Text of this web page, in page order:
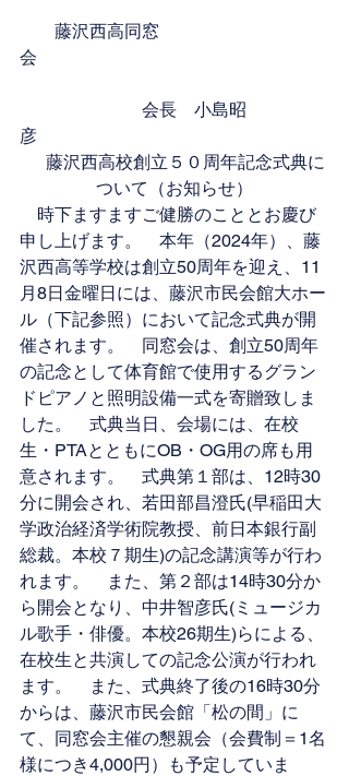
藤沢西高同窓
会
会長　小島昭
彦
藤沢西高校創立５０周年記念式典に
ついて（お知らせ）
時下ますますご健勝のこととお慶び
申し上げます。　本年（2024年）、藤
沢西高等学校は創立50周年を迎え、11
月8日金曜日には、藤沢市民会館大ホー
ル（下記参照）において記念式典が開
催されます。　同窓会は、創立50周年
の記念として体育館で使用するグラン
ドピアノと照明設備一式を寄贈致しま
した。　式典当日、会場には、在校
生・PTAとともにOB・OG用の席も用
意されます。　式典第１部は、12時30
分に開会され、若田部昌澄氏(早稲田大
学政治経済学術院教授、前日本銀行副
総裁。本校７期生)の記念講演等が行わ
れます。　また、第２部は14時30分か
ら開会となり、中井智彦氏(ミュージカ
ル歌手・俳優。本校26期生)らによる、
在校生と共演しての記念公演が行われ
ます。　また、式典終了後の16時30分
からは、藤沢市民会館「松の間」に
て、同窓会主催の懇親会（会費制＝1名
様につき4,000円）も予定していま